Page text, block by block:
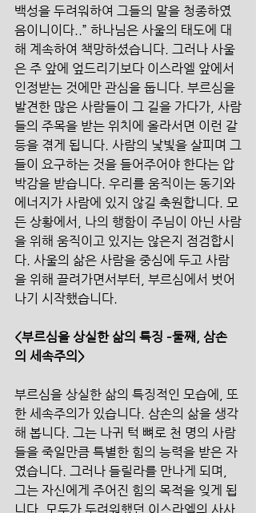
백성을 두려워하여 그들의 말을 청종하였
음이니이다..” 하나님은 사울의 태도에 대
해 계속하여 책망하셨습니다. 그러나 사울
은 주 앞에 엎드리기보다 이스라엘 앞에서
인정받는 것에만 관심을 둡니다. 부르심을
발견한 많은 사람들이 그 길을 가다가, 사람
들의 주목을 받는 위치에 올라서면 이런 갈
등을 겪게 됩니다. 사람의 낯빛을 살피며 그
들이 요구하는 것을 들어주어야 한다는 압
박감을 받습니다. 우리를 움직이는 동기와
에너지가 사람에 있지 않길 축원합니다. 모
든 상황에서, 나의 행함이 주님이 아닌 사람
을 위해 움직이고 있지는 않은지 점검합시
다. 사울의 삶은 사람을 중심에 두고 사람
을 위해 끌려가면서부터, 부르심에서 벗어
나기 시작했습니다.
<부르심을 상실한 삶의 특징 –둘째, 삼손
의 세속주의>
부르심을 상실한 삶의 특징적인 모습에, 또
한 세속주의가 있습니다. 삼손의 삶을 생각
해 봅니다. 그는 나귀 턱 뼈로 천 명의 사람
들을 죽일만큼 특별한 힘의 능력을 받은 자
였습니다. 그러나 들릴라를 만나게 되며,
그는 자신에게 주어진 힘의 목적을 잊게 됩
니다. 모두가 두려워했던 이스라엘의 사사